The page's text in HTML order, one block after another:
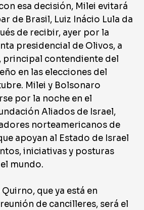
esa decisión, Milei evitará
de Brasil, Luiz Inácio Lula da
de recibir, ayer por la
presidencial de Olivos, a
principal contendiente del
en las elecciones del
Milei y Bolsonaro
por la noche en el
Aliados de Israel,
norteamericanos de
apoyan al Estado de Israel
iniciativas y posturas
mundo.
que ya está en
de cancilleres, será el